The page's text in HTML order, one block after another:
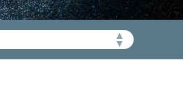
▲
▼